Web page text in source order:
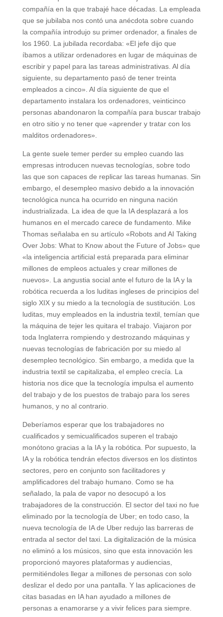
compañía en la que trabajé hace décadas. La empleada
que se jubilaba nos contó una anécdota sobre cuando
la compañía introdujo su primer ordenador, a finales de
los 1960. La jubilada recordaba: «El jefe dijo que
íbamos a utilizar ordenadores en lugar de máquinas de
escribir y papel para las tareas administrativas. Al día
siguiente, su departamento pasó de tener treinta
empleados a cinco». Al día siguiente de que el
departamento instalara los ordenadores, veinticinco
personas abandonaron la compañía para buscar trabajo
en otro sitio y no tener que «aprender y tratar con los
malditos ordenadores».
La gente suele temer perder su empleo cuando las
empresas introducen nuevas tecnologías, sobre todo
las que son capaces de replicar las tareas humanas. Sin
embargo, el desempleo masivo debido a la innovación
tecnológica nunca ha ocurrido en ninguna nación
industrializada. La idea de que la IA desplazará a los
humanos en el mercado carece de fundamento. Mike
Thomas señalaba en su artículo «Robots and AI Taking
Over Jobs: What to Know about the Future of Jobs» que
«la inteligencia artificial está preparada para eliminar
millones de empleos actuales y crear millones de
nuevos». La angustia social ante el futuro de la IA y la
robótica recuerda a los luditas ingleses de principios del
siglo XIX y su miedo a la tecnología de sustitución. Los
luditas, muy empleados en la industria textil, temían que
la máquina de tejer les quitara el trabajo. Viajaron por
toda Inglaterra rompiendo y destrozando máquinas y
nuevas tecnologías de fabricación por su miedo al
desempleo tecnológico. Sin embargo, a medida que la
industria textil se capitalizaba, el empleo crecía. La
historia nos dice que la tecnología impulsa el aumento
del trabajo y de los puestos de trabajo para los seres
humanos, y no al contrario.
Deberíamos esperar que los trabajadores no
cualificados y semicualificados superen el trabajo
monótono gracias a la IA y la robótica. Por supuesto, la
IA y la robótica tendrán efectos diversos en los distintos
sectores, pero en conjunto son facilitadores y
amplificadores del trabajo humano. Como se ha
señalado, la pala de vapor no desocupó a los
trabajadores de la construcción. El sector del taxi no fue
eliminado por la tecnología de Uber; en todo caso, la
nueva tecnología de IA de Uber redujo las barreras de
entrada al sector del taxi. La digitalización de la música
no eliminó a los músicos, sino que esta innovación les
proporcionó mayores plataformas y audiencias,
permitiéndoles llegar a millones de personas con solo
deslizar el dedo por una pantalla. Y las aplicaciones de
citas basadas en IA han ayudado a millones de
personas a enamorarse y a vivir felices para siempre.